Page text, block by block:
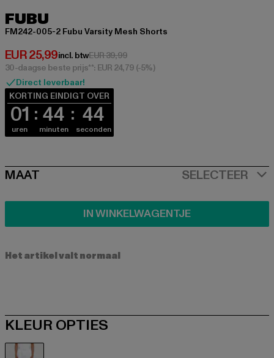
FUBU
FM242-005-2 Fubu Varsity Mesh Shorts
EUR 25,99
Huidige prijs: EUR 25,99
incl. btwEUR 39,99Actieprijs: EUR 39,99
30-daagse beste prijs**: EUR 24,79 (-5%)
Direct leverbaar!
KORTING EINDIGT OVER
01
uren
44
minuten
43
seconden
SIZE
MAAT SELECTEER
IN WINKELWAGENTJE
Het artikel valt normaal
KLEUR OPTIES